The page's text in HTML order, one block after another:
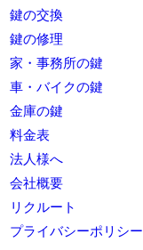
鍵の交換
鍵の修理
家・事務所の鍵
車・バイクの鍵
金庫の鍵
料金表
法人様へ
会社概要
リクルート
プライバシーポリシー